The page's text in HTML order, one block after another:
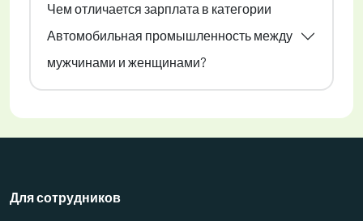
Чем отличается зарплата в категории
Автомобильная промышленность между
мужчинами и женщинами?
Для сотрудников